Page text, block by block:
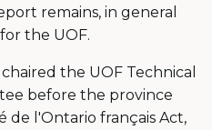
remains, in general
the UOF.
the UOF Technical
before the province
de l'Ontario français Act,